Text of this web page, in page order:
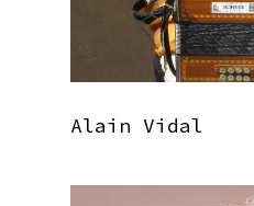
Alain Vidal